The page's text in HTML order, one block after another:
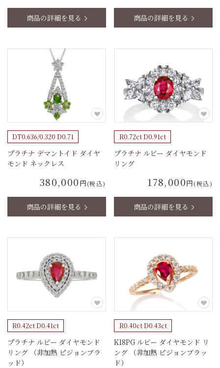
商品の詳細を見る 商品の詳細を見る
DT0.636/0.320 D0.71
プラチナ デマントイド ダイヤ
モンド ネックレス
380,000 円(税込)
商品の詳細を見る
R0.72ct D0.91ct
プラチナ ルビー ダイヤモンド
リング
178,000円(税込)
商品の詳細を見る
R0.42ct D0.41ct
プラチナ ルビー ダイヤモンド
リング （非加熱 ピジョンブラ
ッド）
R0.40ct D0.43ct
K18PG ルビー ダイヤモンド リ
ング （非加熱 ピジョンブラッ
ド）